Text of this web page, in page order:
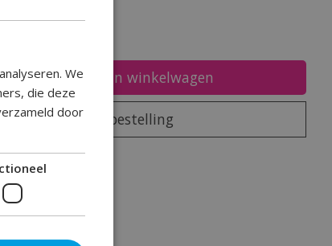
Toevoegen aan winkelwagen
Plaats bestelling
om te vergelijken
We
die deze
door